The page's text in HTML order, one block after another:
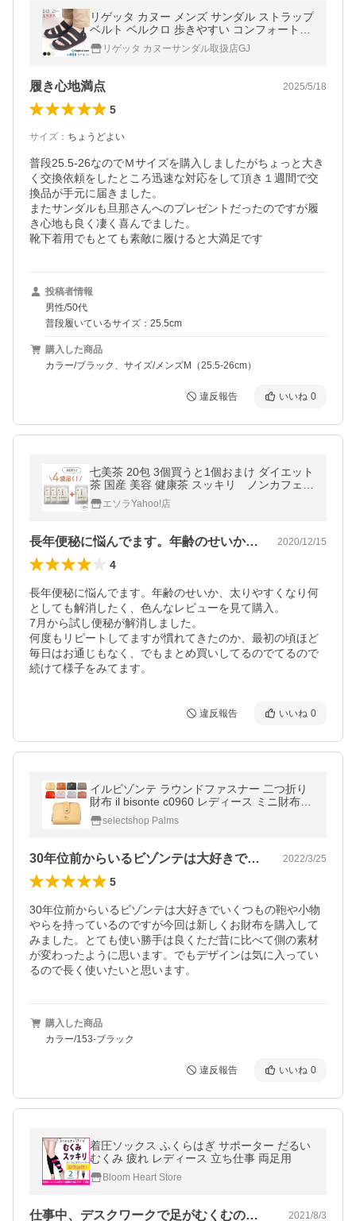
リゲッタ カヌー メンズ サンダル ストラップ
ベルト ベルクロ 歩きやすい コンフォートサ
ンダルリゲッタ カヌーサンダル取扱店GJ
履き心地満点 2025/5/18
5
サイズ ： ちょうどよい
普段25.5-26なのでＭサイズを購入しましたがちょっと大き
く交換依頼をしたところ迅速な対応をして頂き１週間で交
換品が手元に届きました。
またサンダルも旦那さんへのプレゼントだったのですが履
き心地も良く凄く喜んでました。
靴下着用でもとても素敵に履けると大満足です
投稿者情報
男性/50代
普段履いているサイズ：25.5cm
購入した商品
カラー/ブラック、サイズ/メンズM（25.5-26cm）
違反報告 いいね 0
七美茶 20包 3個買うと1個おまけ ダイエット
茶 国産 美容 健康茶 スッキリ ノンカフェイ
ン エソラYahoo!店
長年便秘に悩んでます。年齢のせいか、太… 2020/12/15
4
長年便秘に悩んでます。年齢のせいか、太りやすくなり何
としても解消したく、色んなレビューを見て購入。
7月から試し便秘が解消しました。
何度もリピートしてますが慣れてきたのか、最初の頃ほど
毎日はお通じもなく、でもまとめ買いしてるのでてるので
続けて様子をみてます。
違反報告 いいね 0
イルビゾンテ ラウンドファスナー 二つ折り
財布 il bisonte c0960 レディース ミニ財布
財布 小さめ 小さい ブランド おしゃれ 本革
革 SMW067
selectshop Palms
30年位前からいるビゾンテは大好きでい… 2022/3/25
5
30年位前からいるビゾンテは大好きでいくつもの鞄や小物
やらを持っているのですが今回は新しくお財布を購入して
みました。とても使い勝手は良くただ昔に比べて側の素材
が変わったように思います。でもデザインは気に入ってい
るので長く使いたいと思います。
購入した商品
カラー/153-ブラック
違反報告 いいね 0
着圧ソックス ふくらはぎ サポーター だるい
むくみ 疲れ レディース 立ち仕事 両足用
Bloom Heart Store
仕事中、デスクワークで足がむくむのと夏… 2021/8/3